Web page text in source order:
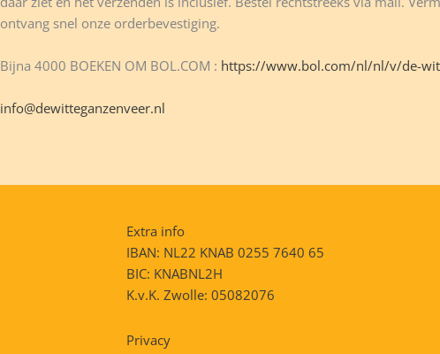
ontvang snel onze orderbevestiging.
Bijna 4000 BOEKEN OM BOL.COM : https://www.bol.com/nl/nl/v/de-
info@dewitteganzenveer.nl
Extra info
IBAN: NL22 KNAB 0255 7640 65
BIC: KNABNL2H
K.v.K. Zwolle: 05082076
Privacy